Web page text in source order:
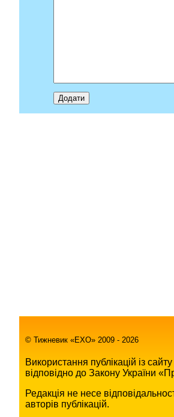
© Тижневик «EХO» 2009 - 2026
Використання публікацій із
відповідно до Закону України
Редакція не несе
авторів публікацій.